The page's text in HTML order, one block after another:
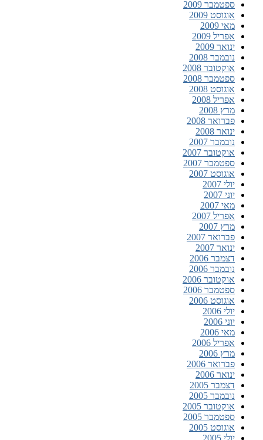
ספטמבר 2009
אוגוסט 2009
מאי 2009
אפריל 2009
ינואר 2009
נובמבר 2008
אוקטובר 2008
ספטמבר 2008
אוגוסט 2008
אפריל 2008
מרץ 2008
פברואר 2008
ינואר 2008
נובמבר 2007
אוקטובר 2007
ספטמבר 2007
אוגוסט 2007
יולי 2007
יוני 2007
מאי 2007
אפריל 2007
מרץ 2007
פברואר 2007
ינואר 2007
דצמבר 2006
נובמבר 2006
אוקטובר 2006
ספטמבר 2006
אוגוסט 2006
יולי 2006
יוני 2006
מאי 2006
אפריל 2006
מרץ 2006
פברואר 2006
ינואר 2006
דצמבר 2005
נובמבר 2005
אוקטובר 2005
ספטמבר 2005
אוגוסט 2005